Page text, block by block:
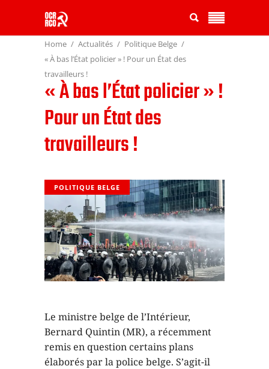
Home Actualités
Politique Belge
« À bas l’État policier » ! Pour un État des
travailleurs !
« À bas l’État policier » !
Pour un État des
travailleurs !
POLITIQUE BELGE
Le ministre belge de l’Intérieur,
Bernard Quintin (MR), a récemment
remis en question certains plans
élaborés par la police belge. S’agit-il